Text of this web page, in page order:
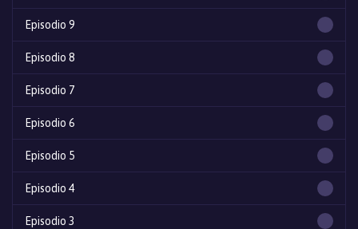
Episodio 9
Episodio 8
Episodio 7
Episodio 6
Episodio 5
Episodio 4
Episodio 3